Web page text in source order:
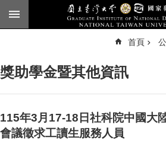
跳到主要內容區塊
臺
頁
English
首頁
獎助學金暨其他資訊
115年3月17-18日社科院中國大
會議徵求工讀生服務人員